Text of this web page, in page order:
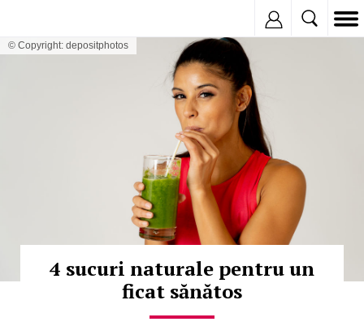
© Copyright: depositphotos
4 sucuri naturale pentru un
ficat sănătos